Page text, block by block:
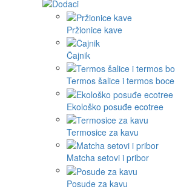
Pržionice kave
Čajnik
Termos šalice i termos boce
Ekološko posuđe ecotree
Termosice za kavu
Matcha setovi i pribor
Posude za kavu